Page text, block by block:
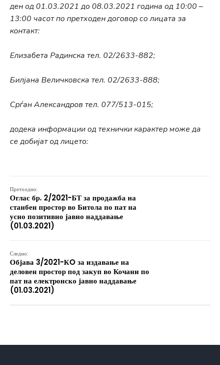
ден од 01.03.2021 до 08.03.2021 година од 10:00 –
13:00 часот по претходен договор со лицата за
контакт:
Елизабета Радинска тел. 02/2633-882;
Билјана Величковска тел. 02/2633-888;
Срѓан Александров тел. 077/513-015;
додека информации од технички карактер може да
се добијат од лицето:
Претходно:
Оглас бр. 2/2021-БТ за продажба на
станбен простор во Битола по пат на
усно позитивно јавно наддавање
(01.03.2021)
Следно:
Објава 3/2021-КO за издавање на
деловен простор под закуп во Кочани по
пат на електронско јавно наддавање
(01.03.2021)